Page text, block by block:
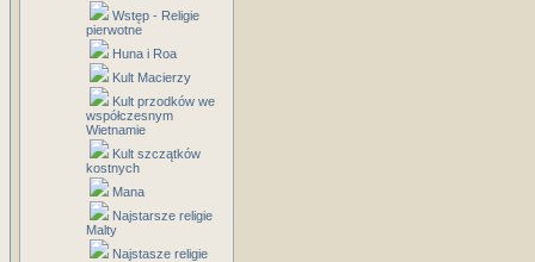
Wstęp - Religie
pierwotne
Huna i Roa
Kult Macierzy
Kult przodków we
współczesnym
Wietnamie
Kult szczątków
kostnych
Mana
Najstarsze religie
Malty
Najstasze religie